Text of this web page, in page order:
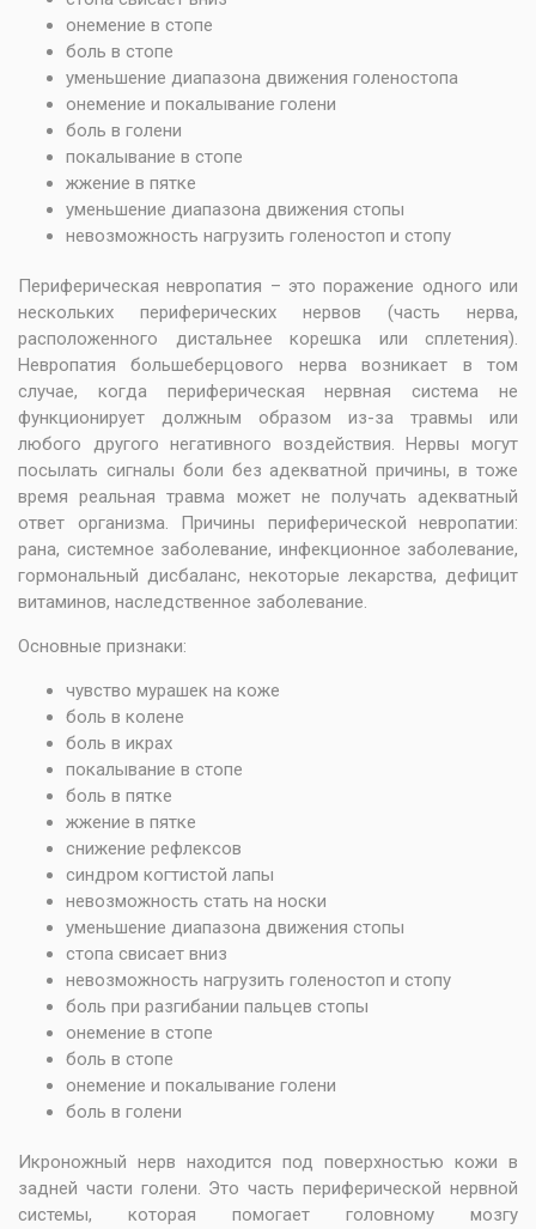
онемение в стопе
боль в стопе
уменьшение диапазона движения голеностопа
онемение и покалывание голени
боль в голени
покалывание в стопе
жжение в пятке
уменьшение диапазона движения стопы
невозможность нагрузить голеностоп и стопу
Периферическая невропатия – это поражение одного или
нескольких периферических нервов (часть нерва,
расположенного дистальнее корешка или сплетения).
Невропатия большеберцового нерва возникает в том
случае, когда периферическая нервная система не
функционирует должным образом из-за травмы или
любого другого негативного воздействия. Нервы могут
посылать сигналы боли без адекватной причины, в тоже
время реальная травма может не получать адекватный
ответ организма. Причины периферической невропатии:
рана, системное заболевание, инфекционное заболевание,
гормональный дисбаланс, некоторые лекарства, дефицит
витаминов, наследственное заболевание.
Основные признаки:
чувство мурашек на коже
боль в колене
боль в икрах
покалывание в стопе
боль в пятке
жжение в пятке
снижение рефлексов
синдром когтистой лапы
невозможность стать на носки
уменьшение диапазона движения стопы
стопа свисает вниз
невозможность нагрузить голеностоп и стопу
боль при разгибании пальцев стопы
онемение в стопе
боль в стопе
онемение и покалывание голени
боль в голени
Икроножный нерв находится под поверхностью кожи в
задней части голени. Это часть периферической нервной
системы, которая помогает головному мозгу